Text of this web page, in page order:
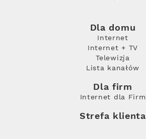
Dla domu
Internet
Internet + TV
Telewizja
Lista kanałów
Dla firm
Internet dla Firm
Strefa klienta